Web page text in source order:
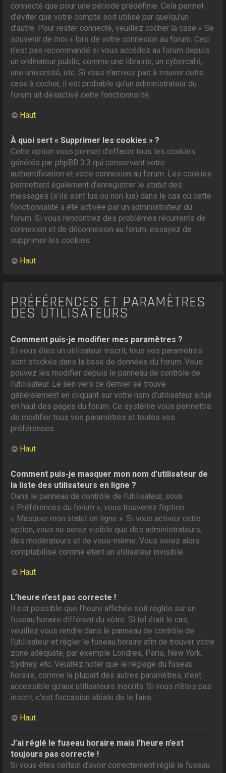
connecté que pour une période prédéfinie. Cela permet
d’éviter que votre compte soit utilisé par quelqu’un
d’autre. Pour rester connecté, veuillez cocher la case « Se
souvenir de moi » lors de votre connexion au forum. Ceci
n’est pas recommandé si vous accédez au forum depuis
un ordinateur public, comme une librairie, un cybercafé,
une université, etc. Si vous n’arrivez pas à trouver cette
case à cocher, il est probable qu’un administrateur du
forum ait désactivé cette fonctionnalité.
Haut
À quoi sert « Supprimer les cookies » ?
Cette option vous permet d’effacer tous les cookies
générés par phpBB 3.3 qui conservent votre
authentification et votre connexion au forum. Les cookies
permettent également d’enregistrer le statut des
messages (s’ils sont lus ou non lus) dans le cas où cette
fonctionnalité a été activée par un administrateur du
forum. Si vous rencontrez des problèmes récurrents de
connexion et de déconnexion au forum, essayez de
supprimer les cookies.
Haut
PRÉFÉRENCES ET PARAMÈTRES
DES UTILISATEURS
Comment puis-je modifier mes paramètres ?
Si vous êtes un utilisateur inscrit, tous vos paramètres
sont stockés dans la base de données du forum. Vous
pouvez les modifier depuis le panneau de contrôle de
l’utilisateur. Le lien vers ce dernier se trouve
généralement en cliquant sur votre nom d’utilisateur situé
en haut des pages du forum. Ce système vous permettra
de modifier tous vos paramètres et toutes vos
préférences.
Haut
Comment puis-je masquer mon nom d’utilisateur de
la liste des utilisateurs en ligne ?
Dans le panneau de contrôle de l’utilisateur, sous
« Préférences du forum », vous trouverez l’option
« Masquer mon statut en ligne ». Si vous activez cette
option, vous ne serez visible que des administrateurs,
des modérateurs et de vous-même. Vous serez alors
comptabilisé comme étant un utilisateur invisible.
Haut
L’heure n’est pas correcte !
Il est possible que l’heure affichée soit réglée sur un
fuseau horaire différent du vôtre. Si tel était le cas,
veuillez vous rendre dans le panneau de contrôle de
l’utilisateur et régler le fuseau horaire afin de trouver votre
zone adéquate, par exemple Londres, Paris, New York,
Sydney, etc. Veuillez noter que le réglage du fuseau
horaire, comme la plupart des autres paramètres, n’est
accessible qu’aux utilisateurs inscrits. Si vous n’êtes pas
inscrit, c’est l’occasion idéale de le faire.
Haut
J’ai réglé le fuseau horaire mais l’heure n’est
toujours pas correcte !
Si vous êtes certain d’avoir correctement réglé le fuseau